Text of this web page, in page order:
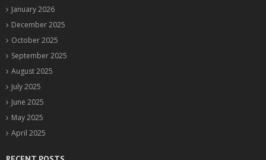
January 2026
December 2025
October 2025
September 2025
August 2025
July 2025
June 2025
May 2025
April 2025